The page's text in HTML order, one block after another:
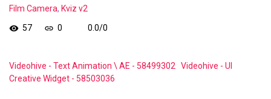
Film Camera, Kviz v2
57
0 0.0/0
Videohive - Text Animation \ AE - 58499302
Videohive - UI
Creative Widget - 58503036